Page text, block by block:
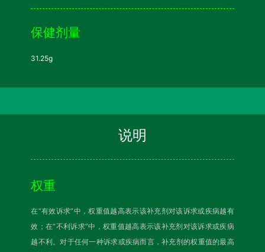
保健剂量
31.25g
说明
权重
在“有效诉求”中，权重值越高表示该补充剂对该诉求或疾病越有
效；在“不利诉求”中，权重值越高表示该补充剂对该诉求或疾病
越不利。对于任何一种诉求或疾病而言，补充剂的权重值的最高